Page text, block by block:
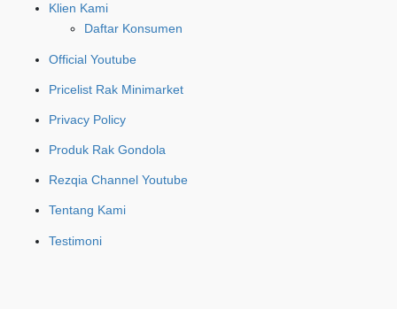
Klien Kami
Daftar Konsumen
Official Youtube
Pricelist Rak Minimarket
Privacy Policy
Produk Rak Gondola
Rezqia Channel Youtube
Tentang Kami
Testimoni